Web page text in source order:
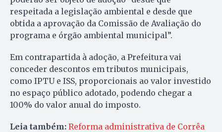
respeitada a legislação ambiental e desde que
obtida a aprovação da Comissão de Avaliação do
programa e órgão ambiental municipal”.
Em contrapartida à adoção, a Prefeitura vai
conceder descontos em tributos municipais,
como IPTU e ISS, proporcionais ao valor investido
no espaço público adotado, podendo chegar a
100% do valor anual do imposto.
Leia também: Reforma administrativa de Corrêa